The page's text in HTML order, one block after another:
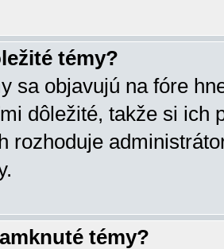
témy?
sa objavujú na fóre
dôležité, takže si ich
rozhoduje
témy?